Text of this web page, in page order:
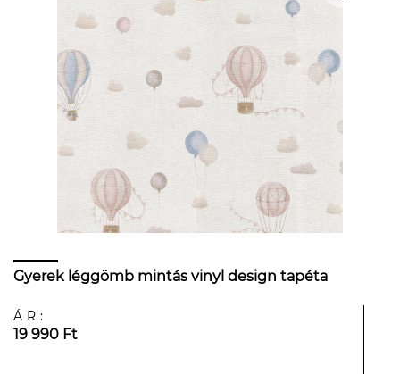
Gyerek léggömb mintás vinyl design tapéta
ÁR:
19 990 Ft